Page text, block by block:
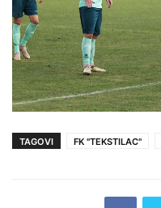
TAGOVI FK "TEKSTILAC"